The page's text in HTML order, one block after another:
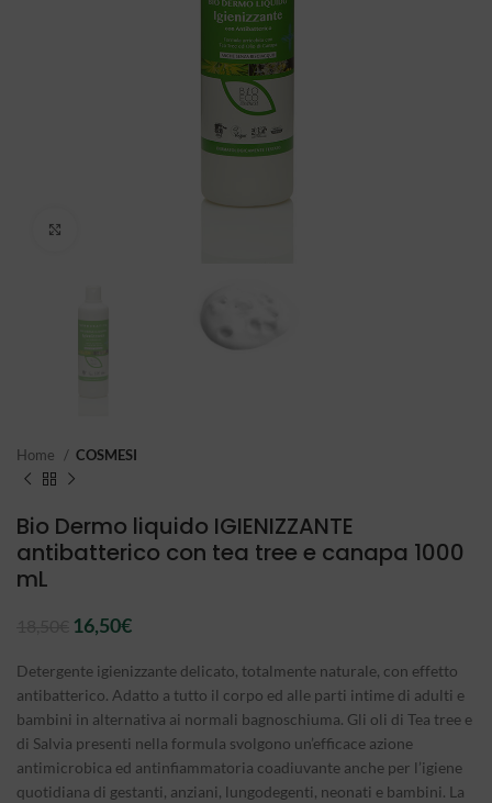
Home COSMESI
Bio Dermo liquido IGIENIZZANTE
antibatterico con tea tree e canapa 1000
mL
Il
originale
era:
18,50€.
16,50€Il
attuale
è:
16,50€.
Detergente igienizzante delicato, totalmente naturale, con effetto
antibatterico. Adatto a tutto il corpo ed alle parti intime di adulti e
bambini in alternativa ai normali bagnoschiuma. Gli oli di Tea tree e
di Salvia presenti nella formula svolgono un’efficace azione
antimicrobica ed antinfiammatoria coadiuvante anche per l’igiene
quotidiana di gestanti, anziani, lungodegenti, neonati e bambini. La